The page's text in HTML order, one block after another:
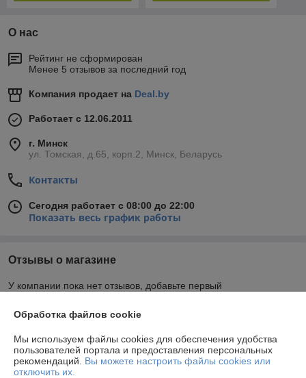
О нас
Рейтинг не сформирован
Менее 5 отзывов за последний год
Компания продает на Deal.by
Работает с 12.06.2011
г. Минск
ул. Томская, д.65, корп.2, Минск, Беларусь
Контакты
Сегодня работает с 08:00 до 22:00
Показать весь график работы
Отзывы о магазине
У компании пока нет отзывов, добавьте первый
Контакты
Обработка файлов cookie
Мы используем файлы cookies для обеспечения удобства
пользователей портала и предоставления персональных
рекомендаций. Вы можете настроить файлы cookies или
отключить их.